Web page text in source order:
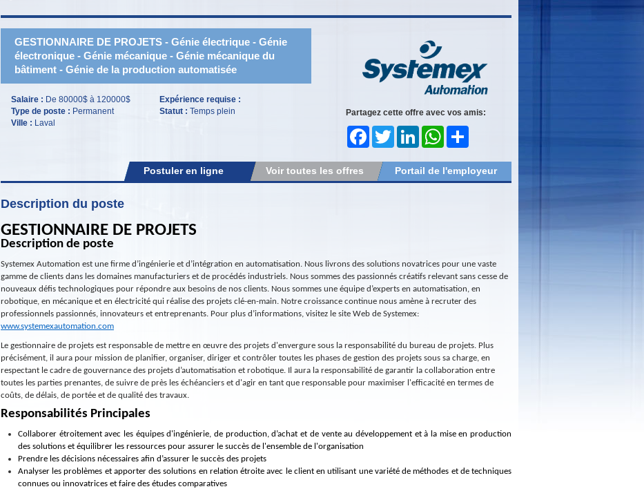
GESTIONNAIRE DE PROJETS - Génie électrique - Génie
électronique - Génie mécanique - Génie mécanique du
bâtiment - Génie de la production automatisée
Salaire : De 80000$ à 120000$
Type de poste : Permanent
Ville : Laval
Expérience requise :
Statut : Temps plein
Partagez cette offre avec vos amis:
FacebookTwitter LinkedInWhatsApp
Portail de l'employeur
Voir toutes les offres
Postuler en ligne
Description du poste
GESTIONNAIRE DE PROJETS
Description de poste
Systemex Automation est une firme d’ingénierie et d’intégration en automatisation. Nous livrons des solutions novatrices pour une vaste
gamme de clients dans les domaines manufacturiers et de procédés industriels. Nous sommes des passionnés créatifs relevant sans cesse de
nouveaux défis technologiques pour répondre aux besoins de nos clients. Nous sommes une équipe d’experts en automatisation, en
robotique, en mécanique et en électricité qui réalise des projets clé-en-main. Notre croissance continue nous amène à recruter des
professionnels passionnés, innovateurs et entreprenants. Pour plus d’informations, visitez le site Web de Systemex:
www.systemexautomation.com
Le gestionnaire de projets est responsable de mettre en œuvre des projets d'envergure sous la responsabilité du bureau de projets. Plus
précisément, il aura pour mission de planifier, organiser, diriger et contrôler toutes les phases de gestion des projets sous sa charge, en
respectant le cadre de gouvernance des projets d’automatisation et robotique. Il aura la responsabilité de garantir la collaboration entre
toutes les parties prenantes, de suivre de près les échéanciers et d'agir en tant que responsable pour maximiser l'efficacité en termes de
coûts, de délais, de portée et de qualité des travaux.
Responsabilités Principales
Collaborer étroitement avec les équipes d'ingénierie, de production, d’achat et de vente au développement et à la mise en production
des solutions et équilibrer les ressources pour assurer le succès de l'ensemble de l'organisation
Prendre les décisions nécessaires afin d’assurer le succès des projets
Analyser les problèmes et apporter des solutions en relation étroite avec le client en utilisant une variété de méthodes et de techniques
connues ou innovatrices et faire des études comparatives